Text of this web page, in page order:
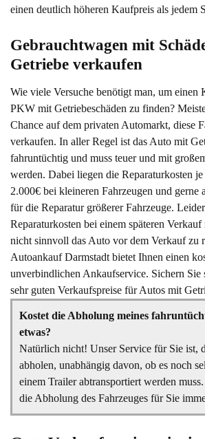
einen deutlich höheren Kaufpreis als jedem
Gebrauchtwagen mit
Getriebe verkaufen
Wie viele Versuche benötigt man, um einen
PKW mit Getriebeschäden zu finden?
Chance auf dem privaten Automarkt, diese
verkaufen. In aller Regel ist das Auto mit
fahruntüchtig und muss teuer und mit
werden. Dabei liegen die Reparaturkosten
2.000€ bei kleineren Fahrzeugen und gerne
für die Reparatur größerer Fahrzeuge.
Reparaturkosten bei einem späteren
nicht sinnvoll das Auto vor dem Verkauf zu
Autoankauf Darmstadt bietet Ihnen einen
unverbindlichen Ankaufservice. Sichern Sie
sehr guten Verkaufspreise für Autos mit
Kostet die Abholung meines
etwas?
Natürlich nicht! Unser Service für Sie ist,
abholen, unabhängig davon, ob es noch
einem Trailer abtransportiert werden
die Abholung des Fahrzeuges für Sie